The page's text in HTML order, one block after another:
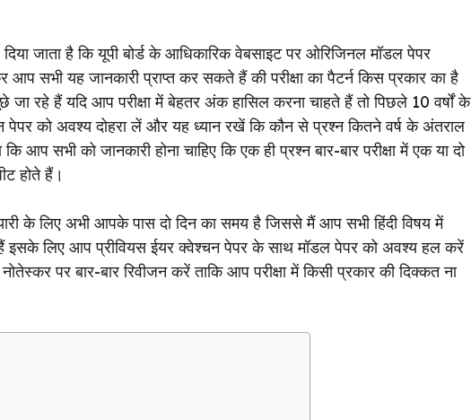
जाता है कि यूपी बोर्ड के आधिकारिक वेबसाइट पर ओरिजिनल मॉडल पेपर
आप सभी यह जानकारी प्राप्त कर सकते हैं की परीक्षा का पैटर्न किस प्रकार का है
रहे हैं यदि आप परीक्षा में बेहतर अंक हासिल करना चाहते हैं तो पिछले 10 वर्षों के
पेपर को अवश्य दोहरा लें और यह ध्यान रखें कि कौन से प्रश्न कितने वर्ष के अंतराल
आप सभी को जानकारी होना चाहिए कि एक ही प्रश्न बार-बार परीक्षा में एक या दो
होते हैं।
के लिए अभी आपके पास दो दिन का समय है जिससे मैं आप सभी हिंदी विषय में
लिए आप प्रीवियस ईयर क्वेश्चन पेपर के साथ मॉडल पेपर को अवश्य हल करें
पर बार-बार रिवीजन करें ताकि आप परीक्षा में किसी प्रकार की दिक्कत ना